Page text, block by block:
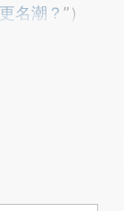
名潮？ ”）